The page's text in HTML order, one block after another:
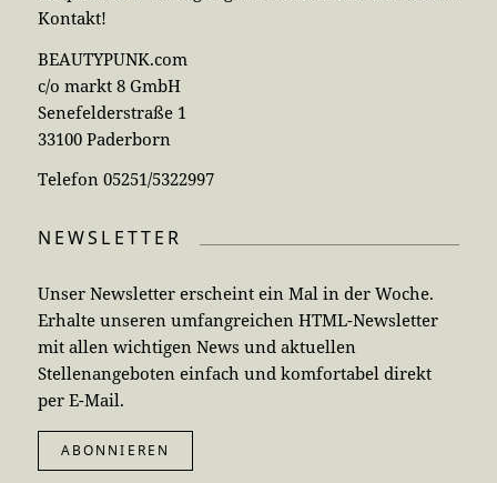
Kontakt!
BEAUTYPUNK.com
c/o markt 8 GmbH
Senefelderstraße 1
33100 Paderborn
Telefon 05251/5322997
NEWSLETTER
Unser Newsletter erscheint ein Mal in der Woche.
Erhalte unseren umfangreichen HTML-Newsletter
mit allen wichtigen News und aktuellen
Stellenangeboten einfach und komfortabel direkt
per E-Mail.
ABONNIEREN